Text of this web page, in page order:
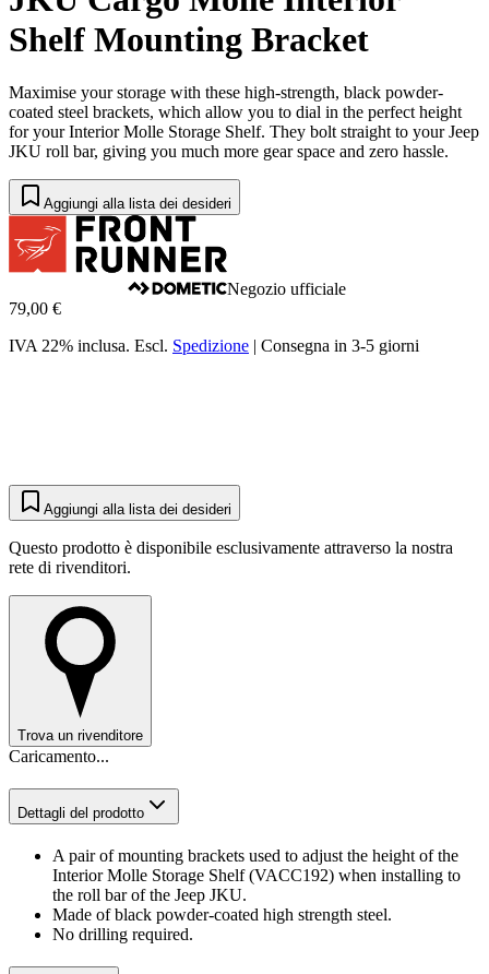
Shelf Mounting Bracket
Maximise your storage with these high-strength, black powder-
coated steel brackets, which allow you to dial in the perfect height
for your Interior Molle Storage Shelf. They bolt straight to your Jeep
JKU roll bar, giving you much more gear space and zero hassle.
Aggiungi alla lista dei desideri
Negozio ufficiale
79,00 €
IVA 22% inclusa. Escl. Spedizione | Consegna in 3-5 giorni
Aggiungi alla lista dei desideri
Questo prodotto è disponibile esclusivamente attraverso la nostra
rete di rivenditori.
Trova un rivenditore
Caricamento...
Dettagli del prodotto
A pair of mounting brackets used to adjust the height of the
Interior Molle Storage Shelf (VACC192) when installing to
the roll bar of the Jeep JKU.
Made of black powder-coated high strength steel.
No drilling required.